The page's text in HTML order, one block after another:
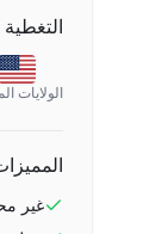
التغطية
الولايات
غير